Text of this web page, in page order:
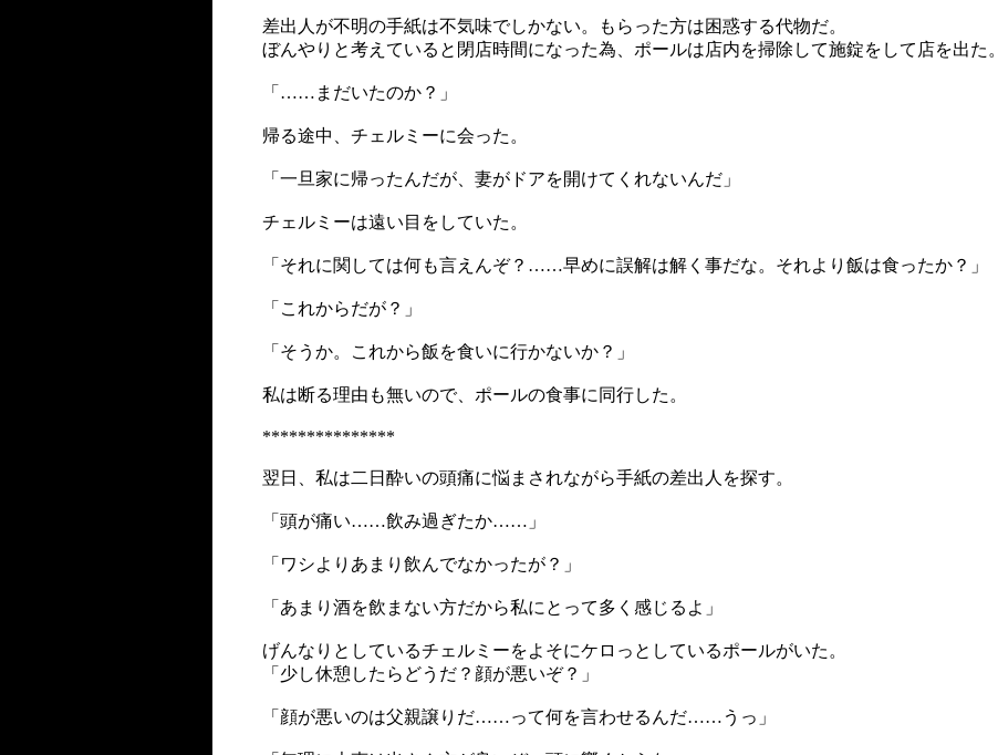
差出人が不明の手紙は不気味でしかない。もらった方は困惑する代物だ。
ぼんやりと考えていると閉店時間になった為、ポールは店内を掃除して施錠をして店を出た。
「……まだいたのか？」
帰る途中、チェルミーに会った。
「一旦家に帰ったんだが、妻がドアを開けてくれないんだ」
チェルミーは遠い目をしていた。
「それに関しては何も言えんぞ？……早めに誤解は解く事だな。それより飯は食ったか？」
「これからだが？」
「そうか。これから飯を食いに行かないか？」
私は断る理由も無いので、ポールの食事に同行した。
***************
翌日、私は二日酔いの頭痛に悩まされながら手紙の差出人を探す。
「頭が痛い……飲み過ぎたか……」
「ワシよりあまり飲んでなかったが？」
「あまり酒を飲まない方だから私にとって多く感じるよ」
げんなりとしているチェルミーをよそにケロっとしているポールがいた。
「少し休憩したらどうだ？顔が悪いぞ？」
「顔が悪いのは父親譲りだ……って何を言わせるんだ……うっ」